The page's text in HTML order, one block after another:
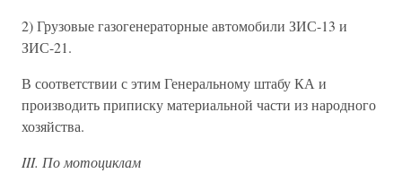
2) Грузовые газогенераторные автомобили ЗИС-13 и
ЗИС-21.
В соответствии с этим Генеральному штабу КА и
производить приписку материальной части из народного
хозяйства.
III. По мотоциклам